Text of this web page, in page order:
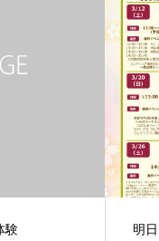
裏剣修
改